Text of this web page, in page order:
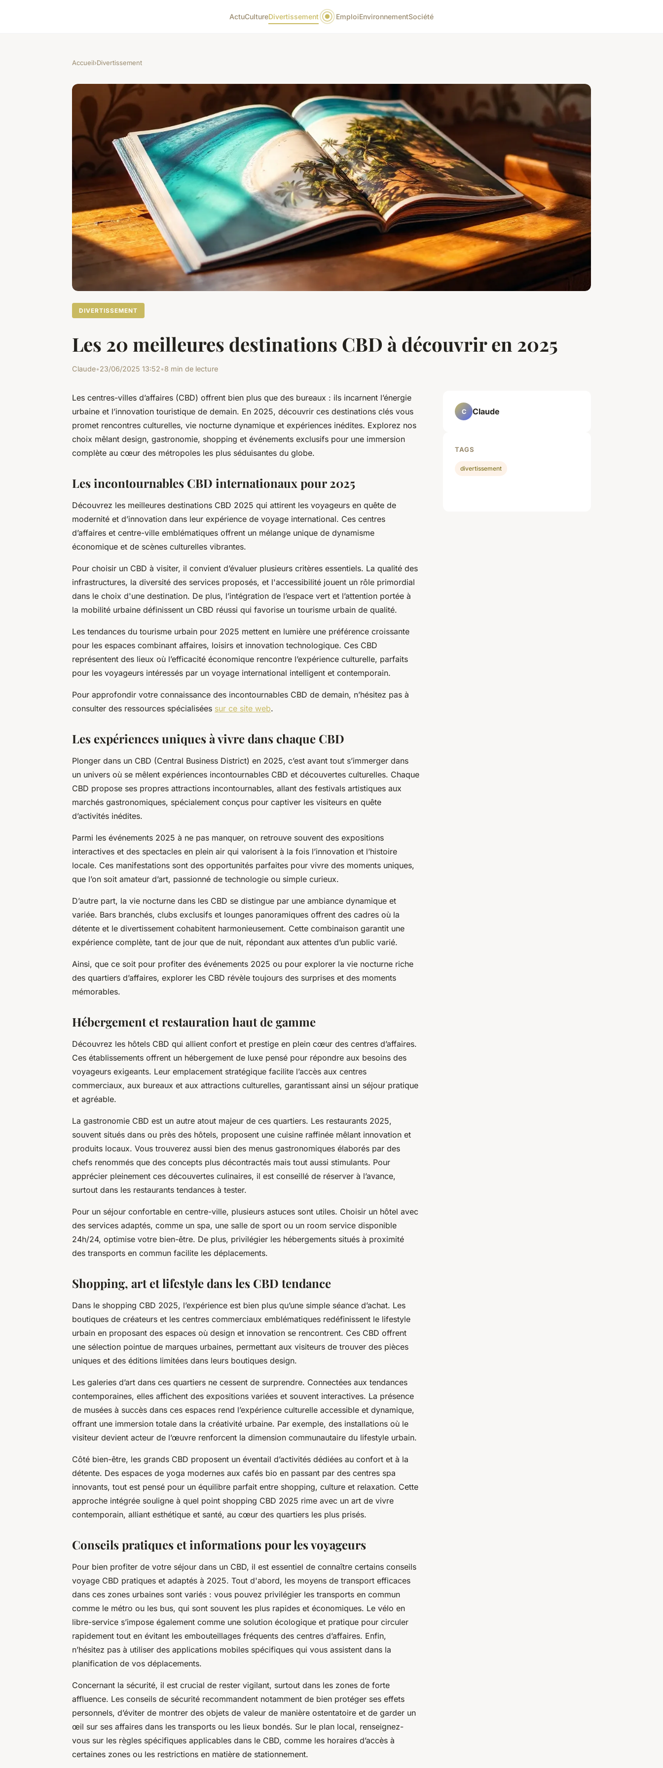
ActuCultureDivertissement EmploiEnvironnementSociété
Accueil›Divertissement
DIVERTISSEMENT
Les 20 meilleures destinations CBD à découvrir en 2025
Claude•23/06/2025 13:52•8 min de lecture
Les centres-villes d’affaires (CBD) offrent bien plus que des bureaux : ils incarnent l’énergie
urbaine et l’innovation touristique de demain. En 2025, découvrir ces destinations clés vous
promet rencontres culturelles, vie nocturne dynamique et expériences inédites. Explorez nos
choix mêlant design, gastronomie, shopping et événements exclusifs pour une immersion
complète au cœur des métropoles les plus séduisantes du globe.
Les incontournables CBD internationaux pour 2025
Découvrez les meilleures destinations CBD 2025 qui attirent les voyageurs en quête de
modernité et d’innovation dans leur expérience de voyage international. Ces centres
d’affaires et centre-ville emblématiques offrent un mélange unique de dynamisme
économique et de scènes culturelles vibrantes.
Pour choisir un CBD à visiter, il convient d’évaluer plusieurs critères essentiels. La qualité des
infrastructures, la diversité des services proposés, et l'accessibilité jouent un rôle primordial
dans le choix d'une destination. De plus, l’intégration de l’espace vert et l’attention portée à
la mobilité urbaine définissent un CBD réussi qui favorise un tourisme urbain de qualité.
Les tendances du tourisme urbain pour 2025 mettent en lumière une préférence croissante
pour les espaces combinant affaires, loisirs et innovation technologique. Ces CBD
représentent des lieux où l’efficacité économique rencontre l’expérience culturelle, parfaits
pour les voyageurs intéressés par un voyage international intelligent et contemporain.
Pour approfondir votre connaissance des incontournables CBD de demain, n’hésitez pas à
consulter des ressources spécialisées sur ce site web.
Les expériences uniques à vivre dans chaque CBD
Plonger dans un CBD (Central Business District) en 2025, c’est avant tout s’immerger dans
un univers où se mêlent expériences incontournables CBD et découvertes culturelles. Chaque
CBD propose ses propres attractions incontournables, allant des festivals artistiques aux
marchés gastronomiques, spécialement conçus pour captiver les visiteurs en quête
d’activités inédites.
Parmi les événements 2025 à ne pas manquer, on retrouve souvent des expositions
interactives et des spectacles en plein air qui valorisent à la fois l’innovation et l’histoire
locale. Ces manifestations sont des opportunités parfaites pour vivre des moments uniques,
que l’on soit amateur d’art, passionné de technologie ou simple curieux.
D’autre part, la vie nocturne dans les CBD se distingue par une ambiance dynamique et
variée. Bars branchés, clubs exclusifs et lounges panoramiques offrent des cadres où la
détente et le divertissement cohabitent harmonieusement. Cette combinaison garantit une
expérience complète, tant de jour que de nuit, répondant aux attentes d’un public varié.
Ainsi, que ce soit pour profiter des événements 2025 ou pour explorer la vie nocturne riche
des quartiers d’affaires, explorer les CBD révèle toujours des surprises et des moments
mémorables.
Hébergement et restauration haut de gamme
Découvrez les hôtels CBD qui allient confort et prestige en plein cœur des centres d’affaires.
Ces établissements offrent un hébergement de luxe pensé pour répondre aux besoins des
voyageurs exigeants. Leur emplacement stratégique facilite l’accès aux centres
commerciaux, aux bureaux et aux attractions culturelles, garantissant ainsi un séjour pratique
et agréable.
La gastronomie CBD est un autre atout majeur de ces quartiers. Les restaurants 2025,
souvent situés dans ou près des hôtels, proposent une cuisine raffinée mêlant innovation et
produits locaux. Vous trouverez aussi bien des menus gastronomiques élaborés par des
chefs renommés que des concepts plus décontractés mais tout aussi stimulants. Pour
apprécier pleinement ces découvertes culinaires, il est conseillé de réserver à l’avance,
surtout dans les restaurants tendances à tester.
Pour un séjour confortable en centre-ville, plusieurs astuces sont utiles. Choisir un hôtel avec
des services adaptés, comme un spa, une salle de sport ou un room service disponible
24h/24, optimise votre bien-être. De plus, privilégier les hébergements situés à proximité
des transports en commun facilite les déplacements.
Shopping, art et lifestyle dans les CBD tendance
Dans le shopping CBD 2025, l’expérience est bien plus qu’une simple séance d’achat. Les
boutiques de créateurs et les centres commerciaux emblématiques redéfinissent le lifestyle
urbain en proposant des espaces où design et innovation se rencontrent. Ces CBD offrent
une sélection pointue de marques urbaines, permettant aux visiteurs de trouver des pièces
uniques et des éditions limitées dans leurs boutiques design.
Les galeries d’art dans ces quartiers ne cessent de surprendre. Connectées aux tendances
contemporaines, elles affichent des expositions variées et souvent interactives. La présence
de musées à succès dans ces espaces rend l’expérience culturelle accessible et dynamique,
offrant une immersion totale dans la créativité urbaine. Par exemple, des installations où le
visiteur devient acteur de l’œuvre renforcent la dimension communautaire du lifestyle urbain.
Côté bien-être, les grands CBD proposent un éventail d’activités dédiées au confort et à la
détente. Des espaces de yoga modernes aux cafés bio en passant par des centres spa
innovants, tout est pensé pour un équilibre parfait entre shopping, culture et relaxation. Cette
approche intégrée souligne à quel point shopping CBD 2025 rime avec un art de vivre
contemporain, alliant esthétique et santé, au cœur des quartiers les plus prisés.
Conseils pratiques et informations pour les voyageurs
Pour bien profiter de votre séjour dans un CBD, il est essentiel de connaître certains conseils
voyage CBD pratiques et adaptés à 2025. Tout d'abord, les moyens de transport efficaces
dans ces zones urbaines sont variés : vous pouvez privilégier les transports en commun
comme le métro ou les bus, qui sont souvent les plus rapides et économiques. Le vélo en
libre-service s’impose également comme une solution écologique et pratique pour circuler
rapidement tout en évitant les embouteillages fréquents des centres d’affaires. Enfin,
n’hésitez pas à utiliser des applications mobiles spécifiques qui vous assistent dans la
planification de vos déplacements.
Concernant la sécurité, il est crucial de rester vigilant, surtout dans les zones de forte
affluence. Les conseils de sécurité recommandent notamment de bien protéger ses effets
personnels, d’éviter de montrer des objets de valeur de manière ostentatoire et de garder un
œil sur ses affaires dans les transports ou les lieux bondés. Sur le plan local, renseignez-
vous sur les règles spécifiques applicables dans le CBD, comme les horaires d’accès à
certaines zones ou les restrictions en matière de stationnement.
C Claude
TAGS
divertissement